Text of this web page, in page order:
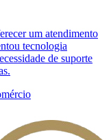
um atendimento
tecnologia
de suporte